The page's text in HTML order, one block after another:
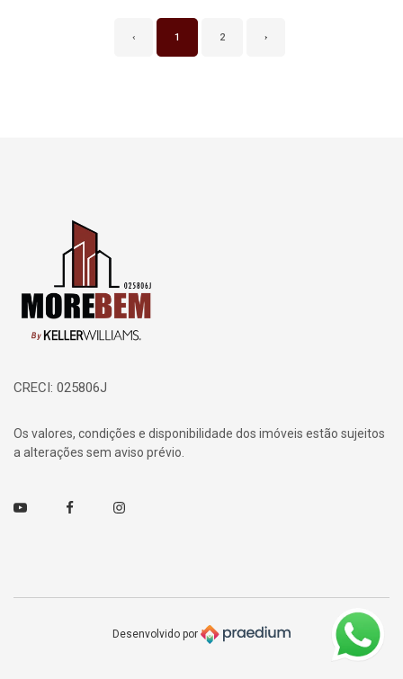
‹ 1 2 ›
Página inicial
CRECI: 025806J
Os valores, condições e disponibilidade dos imóveis estão sujeitos
a alterações sem aviso prévio.
Youtube FacebookInstagram
Desenvolvido por